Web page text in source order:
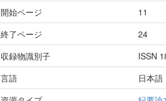
開始ページ
11
終了ページ
24
収録物識別子
ISSN
言語
日本語